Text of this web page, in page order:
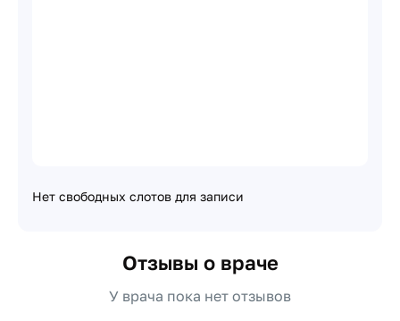
Нет свободных слотов для записи
Отзывы о враче
У врача пока нет отзывов